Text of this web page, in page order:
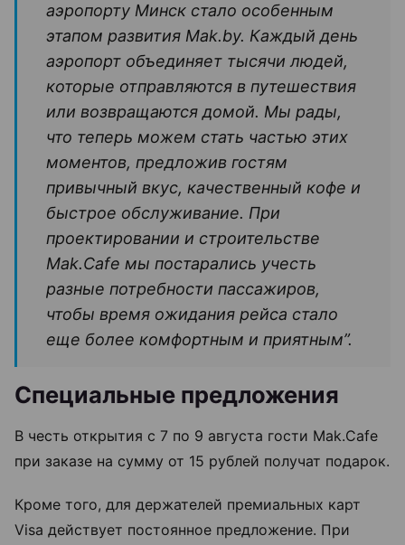
аэропорту Минск стало особенным
этапом развития Mak.by. Каждый день
аэропорт объединяет тысячи людей,
которые отправляются в путешествия
или возвращаются домой. Мы рады,
что теперь можем стать частью этих
моментов, предложив гостям
привычный вкус, качественный кофе и
быстрое обслуживание. При
проектировании и строительстве
Mak.Cafe мы постарались учесть
разные потребности пассажиров,
чтобы время ожидания рейса стало
еще более комфортным и приятным”.
Специальные предложения
В честь открытия с 7 по 9 августа гости Mak.Cafe
при заказе на сумму от 15 рублей получат подарок.
Кроме того, для держателей премиальных карт
Visa действует постоянное предложение. При